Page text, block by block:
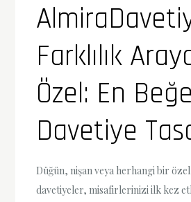
Farklılık
Özel: En
Davetiye
Düğün, nişan veya herhangi bir
davetiyeler, misafirlerinizi ilk kez